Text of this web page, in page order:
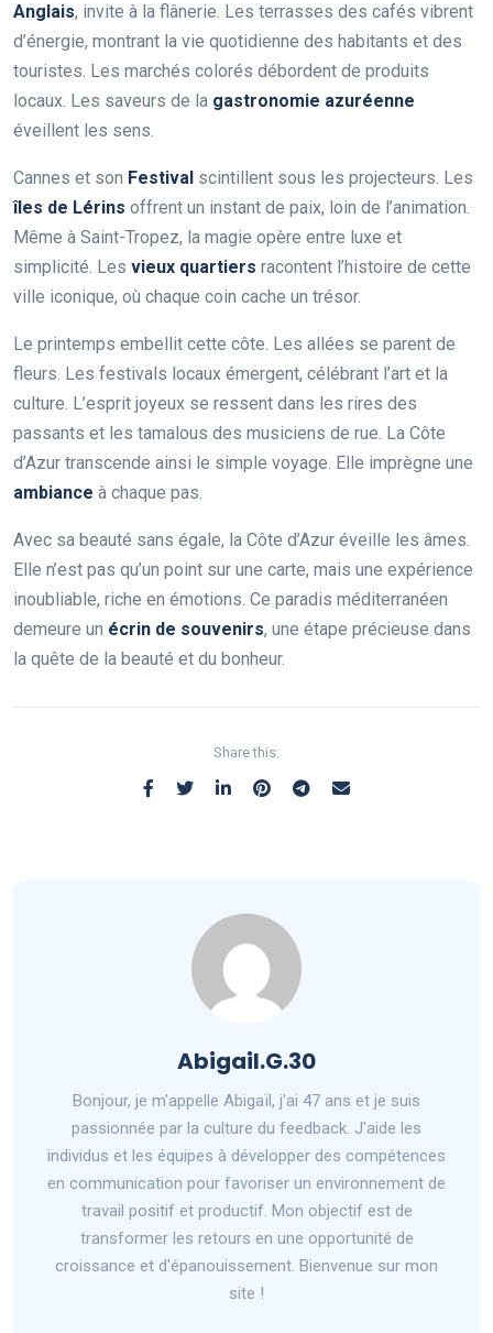
Anglais, invite à la flânerie. Les terrasses des cafés vibrent
d’énergie, montrant la vie quotidienne des habitants et des
touristes. Les marchés colorés débordent de produits
locaux. Les saveurs de la gastronomie azuréenne
éveillent les sens.
Cannes et son Festival scintillent sous les projecteurs. Les
îles de Lérins offrent un instant de paix, loin de l’animation.
Même à Saint-Tropez, la magie opère entre luxe et
simplicité. Les vieux quartiers racontent l’histoire de cette
ville iconique, où chaque coin cache un trésor.
Le printemps embellit cette côte. Les allées se parent de
fleurs. Les festivals locaux émergent, célébrant l’art et la
culture. L’esprit joyeux se ressent dans les rires des
passants et les tamalous des musiciens de rue. La Côte
d’Azur transcende ainsi le simple voyage. Elle imprègne une
ambiance à chaque pas.
Avec sa beauté sans égale, la Côte d’Azur éveille les âmes.
Elle n’est pas qu’un point sur une carte, mais une expérience
inoubliable, riche en émotions. Ce paradis méditerranéen
demeure un écrin de souvenirs, une étape précieuse dans
la quête de la beauté et du bonheur.
Share this:
Abigail.G.30
Bonjour, je m'appelle Abigaïl, j'ai 47 ans et je suis
passionnée par la culture du feedback. J'aide les
individus et les équipes à développer des compétences
en communication pour favoriser un environnement de
travail positif et productif. Mon objectif est de
transformer les retours en une opportunité de
croissance et d'épanouissement. Bienvenue sur mon
site !